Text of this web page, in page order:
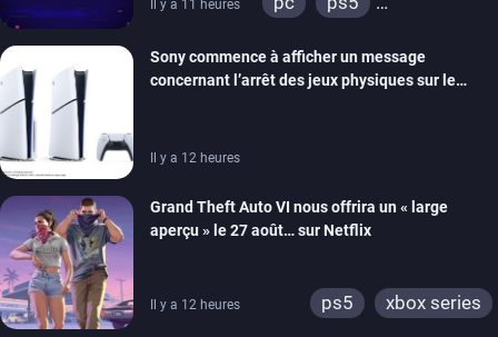
Il y a 11 heures
ios
android
xbox one
switch 2
Sony commence à afficher un message
concernant l’arrêt des jeux physiques sur le
Il y a 12 heures
Grand Theft Auto VI nous offrira un « large
aperçu » le 27 août… sur Netflix
Il y a 12 heures ps5 xbox series